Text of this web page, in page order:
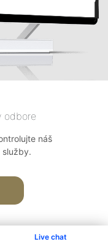
Live chat
odbore
náš
služby.